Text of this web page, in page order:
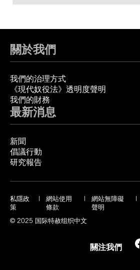
關於我們
我們的治理方式
《現代奴役法》透明度聲明
我們的財務
最新消息
新聞
倡議行動
研究報告
私隱政
策
網站使用
條款
網站無障礙
聲明
© 2025 国际特赦组织中文
關注我們 Facebook